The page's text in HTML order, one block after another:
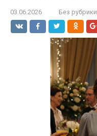
03.06.2026 Без рубрики